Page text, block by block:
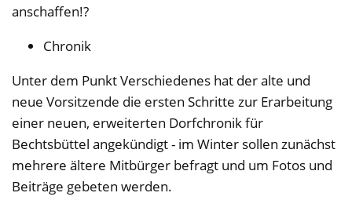
anschaffen!?
Chronik
Unter dem Punkt Verschiedenes hat der alte und
neue Vorsitzende die ersten Schritte zur Erarbeitung
einer neuen, erweiterten Dorfchronik für
Bechtsbüttel angekündigt - im Winter sollen zunächst
mehrere ältere Mitbürger befragt und um Fotos und
Beiträge gebeten werden.